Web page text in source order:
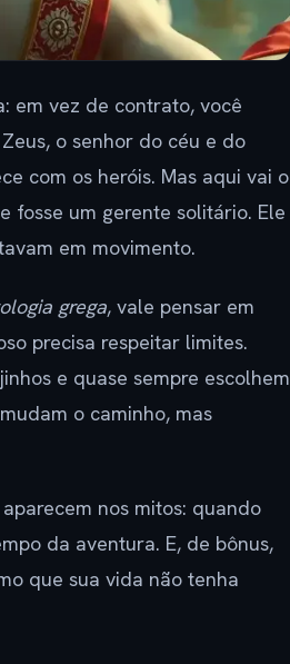
em vez de contrato, você
o senhor do céu e do
com os heróis. Mas aqui vai o
fosse um gerente solitário. Ele
em movimento.
grega, vale pensar em
precisa respeitar limites.
e quase sempre escolhem
o caminho, mas
nos mitos: quando
da aventura. E, de bônus,
que sua vida não tenha